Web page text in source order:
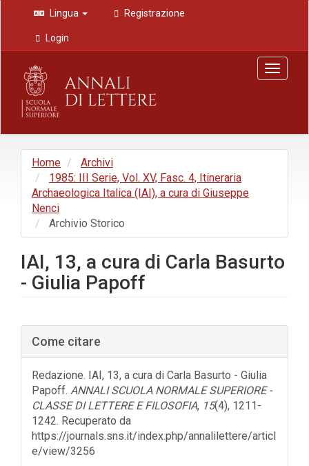
Navigazione
principale
Contenuto
principale
Barra
laterale
Lingua Registrazione
Login
Toggle
Home
Archivi
1985: III Serie, Vol. XV, Fasc. 4, Itineraria
Archaeologica Italica (IAI), a cura di Giuseppe
Nenci
Archivio Storico
IAI, 13, a cura di Carla Basurto
- Giulia Papoff
Barra
laterale
dell'articolo
Come citare
Redazione. IAI, 13, a cura di Carla Basurto - Giulia
Papoff. ANNALI SCUOLA NORMALE SUPERIORE -
CLASSE DI LETTERE E FILOSOFIA, 15(4), 1211-
1242. Recuperato da
https://journals.sns.it/index.php/annalilettere/articl
e/view/3256